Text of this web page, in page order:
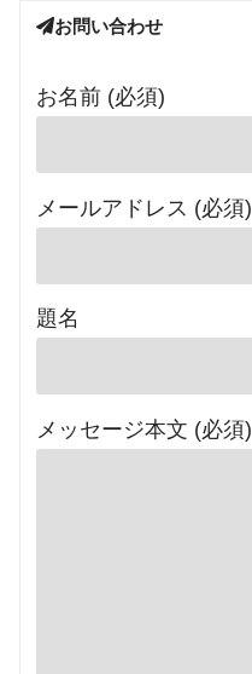
お問い合わせ
お名前 (必須)
メールアドレス (必須)
題名
メッセージ本文 (必須)